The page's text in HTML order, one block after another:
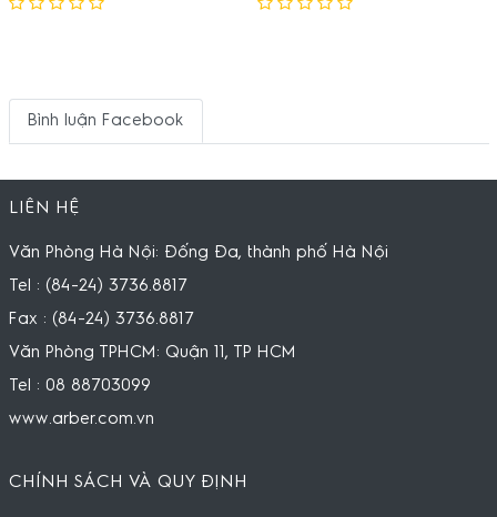
Bình luận Facebook
LIÊN HỆ
Văn Phòng Hà Nội: Đống Đa, thành phố Hà Nội
Tel : (84-24) 3736.8817
Fax : (84-24) 3736.8817
Văn Phòng TPHCM: Quận 11, TP HCM
Tel : 08 88703099
www.arber.com.vn
CHÍNH SÁCH VÀ QUY ĐỊNH